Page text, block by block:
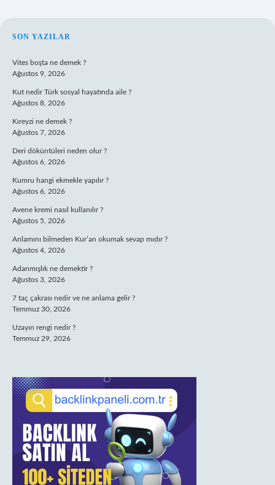
SIDEBAR
SON YAZILAR
Vites boşta ne demek ?
Ağustos 9, 2026
Kut nedir Türk sosyal hayatında aile ?
Ağustos 8, 2026
Kıreyzi ne demek ?
Ağustos 7, 2026
Deri döküntüleri neden olur ?
Ağustos 6, 2026
Kumru hangi ekmekle yapılır ?
Ağustos 6, 2026
Avene kremi nasıl kullanılır ?
Ağustos 5, 2026
Anlamını bilmeden Kur’an okumak sevap mıdır ?
Ağustos 4, 2026
Adanmışlık ne demektir ?
Ağustos 3, 2026
7 taç çakrası nedir ve ne anlama gelir ?
Temmuz 30, 2026
Uzayın rengi nedir ?
Temmuz 29, 2026